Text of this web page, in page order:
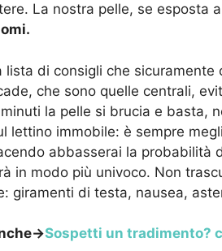
La nostra pelle, se esposta
lista di consigli che
che sono quelle centrali,
la pelle si brucia e basta,
lettino immobile: è sempre
abbasserai la probabilità
in modo più univoco. Non
giramenti di testa, nausea,
>Sospetti un tradimento?